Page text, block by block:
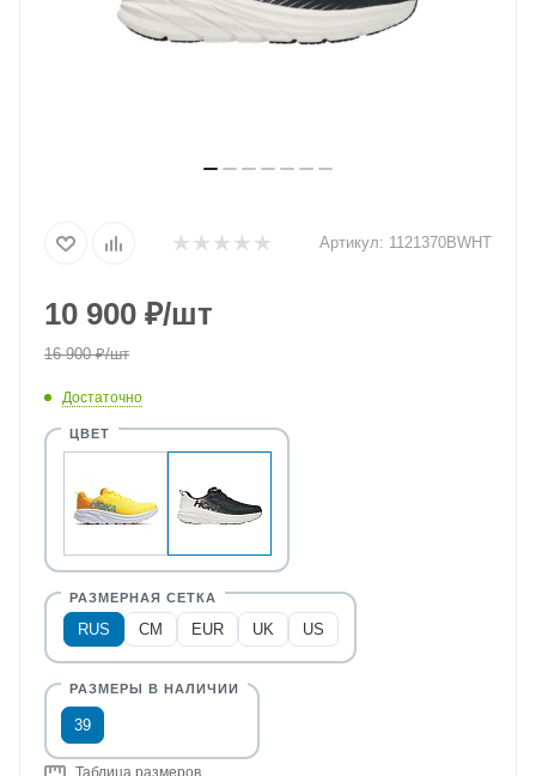
Артикул: 1121370BWHT
10 900 ₽/шт
16 900₽/шт
Достаточно
RUS CM EUR UK US
39
Таблица размеров